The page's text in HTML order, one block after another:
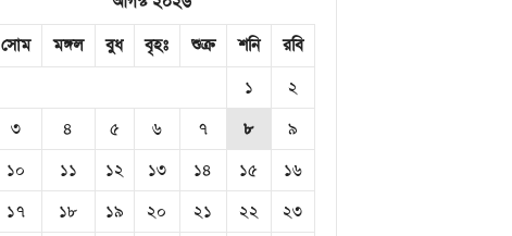
সোম
মঙ্গল বুধ বৃহঃ শুক্র শনি রবি
১
২
৩
৪ ৫ ৬ ৭ ৮
৯
১০
১১ ১২ ১৩ ১৪ ১৫
১৬
১৭
১৮ ১৯ ২০ ২১ ২২
২৩